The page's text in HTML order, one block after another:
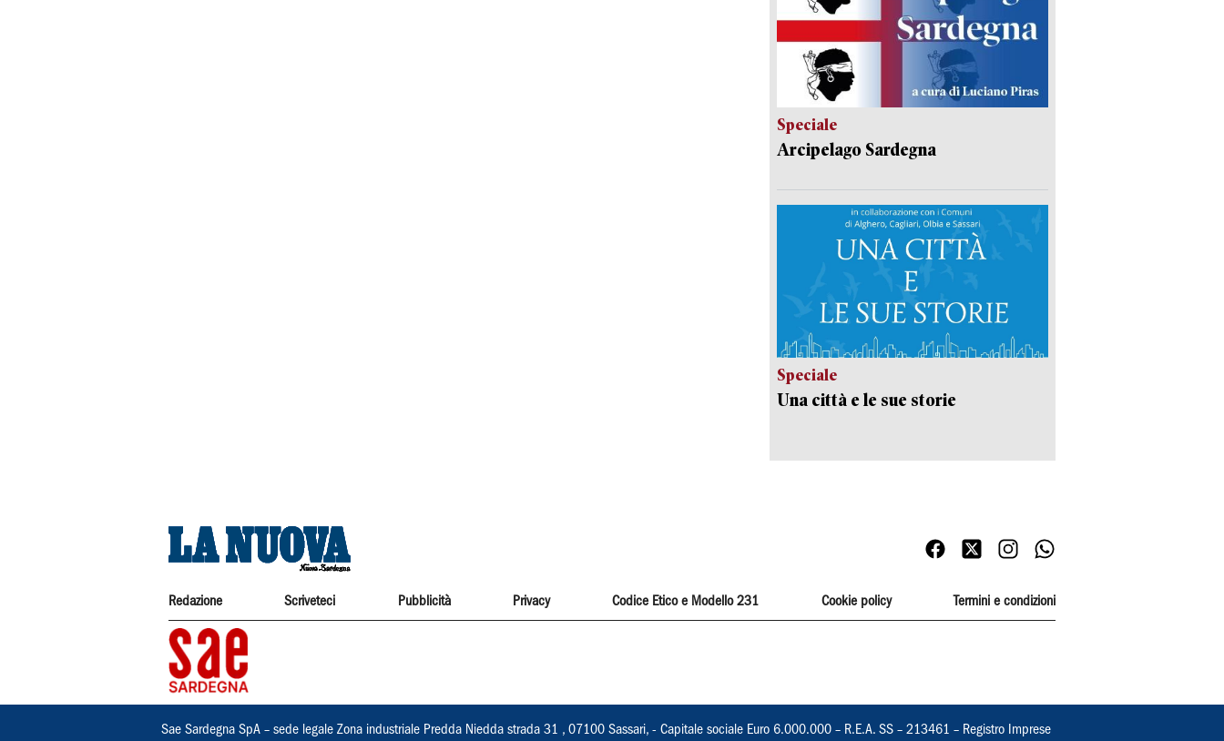
Speciale
Arcipelago Sardegna
Speciale
Una città e le sue storie
Redazione Scriveteci Pubblicità Privacy Codice Etico e Modello 231 Cookie policy Termini e condizioni
Sae Sardegna SpA – sede legale Zona industriale Predda Niedda strada 31 , 07100 Sassari, - Capitale sociale Euro 6.000.000 – R.E.A. SS – 213461 – Registro Imprese